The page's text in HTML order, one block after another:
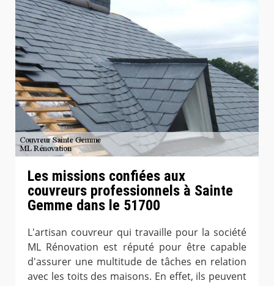
Les missions confiées aux
couvreurs professionnels à Sainte
Gemme dans le 51700
L'artisan couvreur qui travaille pour la société
ML Rénovation est réputé pour être capable
d'assurer une multitude de tâches en relation
avec les toits des maisons. En effet, ils peuvent